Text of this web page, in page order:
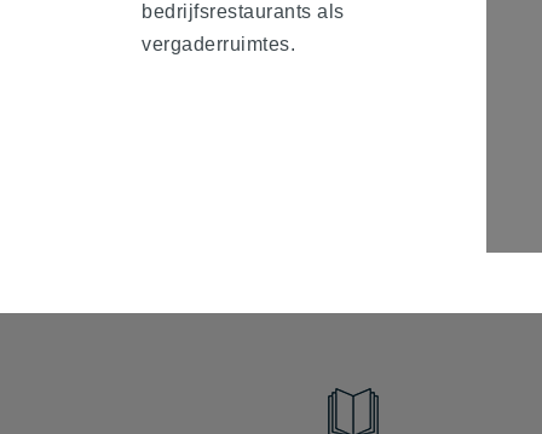
bedrijfsrestaurants als
vergaderruimtes.